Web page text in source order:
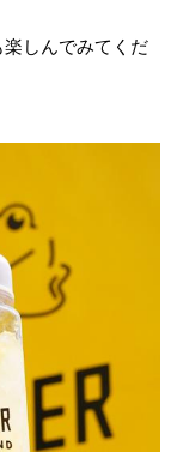
しんでみてくだ